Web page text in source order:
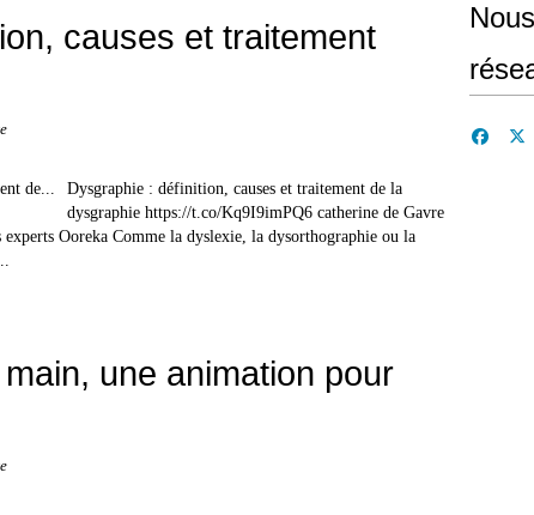
causes et traitement
Dysgraphie : définition, causes et traitement de la
dysgraphie https://t.co/Kq9I9imPQ6 catherine de Gavre
Ooreka Comme la dyslexie, la dysorthographie ou la
une animation pour